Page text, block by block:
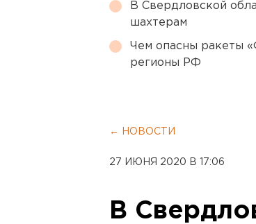
В Свердловской
шахтерам
Чем опасны ракеты
регионы РФ
← НОВОСТИ
27 ИЮНЯ 2020 В 17:06
В